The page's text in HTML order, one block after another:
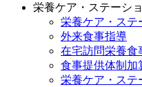
栄養ケア・ステーシ
栄養ケア・ステ
外来食事指導
在宅訪問栄養食
食事提供体制加
栄養ケア・ステ